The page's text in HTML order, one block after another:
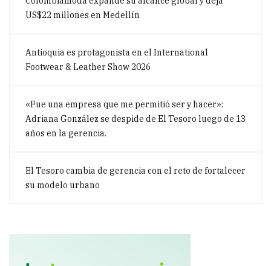
US$22 millones en Medellín
Antioquia es protagonista en el International
Footwear & Leather Show 2026
«Fue una empresa que me permitió ser y hacer»:
Adriana González se despide de El Tesoro luego de 13
años en la gerencia.
El Tesoro cambia de gerencia con el reto de fortalecer
su modelo urbano